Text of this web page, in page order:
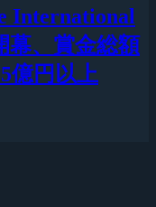
International
幕、賞金総額
億円以上